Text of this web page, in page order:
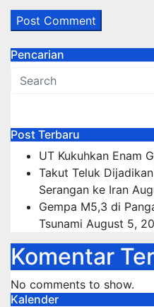
Pencarian
Post Terbaru
UT Kukuhkan Enam
Takut Teluk
Serangan ke Iran
Gempa M5,3 di
Tsunami August 5,
Komentar
No comments to show.
Kalender